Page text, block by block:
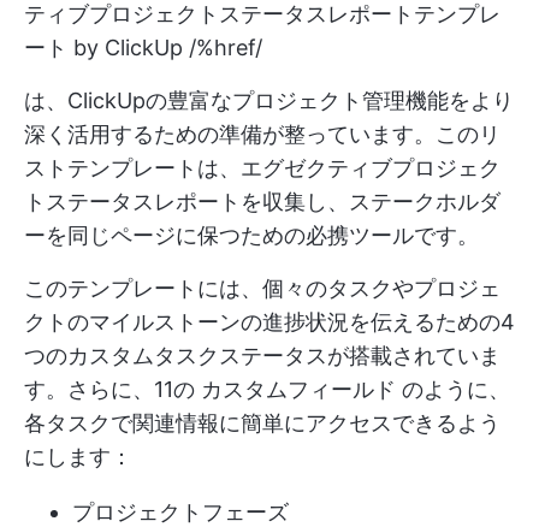
ティブプロジェクトステータスレポートテンプレ
ート by ClickUp /%href/
は、ClickUpの豊富なプロジェクト管理機能をより
深く活用するための準備が整っています。このリ
ストテンプレートは、エグゼクティブプロジェク
トステータスレポートを収集し、ステークホルダ
ーを同じページに保つための必携ツールです。
このテンプレートには、個々のタスクやプロジェ
クトのマイルストーンの進捗状況を伝えるための4
つのカスタムタスクステータスが搭載されていま
す。さらに、11の カスタムフィールド のように、
各タスクで関連情報に簡単にアクセスできるよう
にします：
プロジェクトフェーズ